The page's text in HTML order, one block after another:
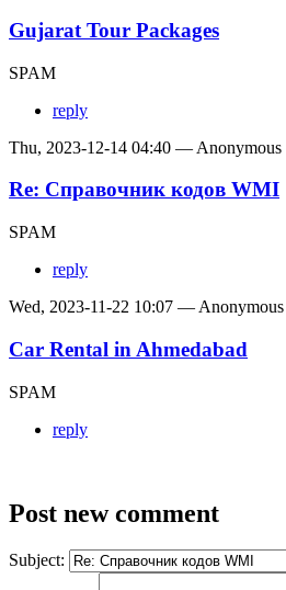
Gujarat Tour Packages
SPAM
reply
Thu, 2023-12-14 04:40 — Anonymous
Re: Справочник кодов WMI
SPAM
reply
Wed, 2023-11-22 10:07 — Anonymous
Car Rental in Ahmedabad
SPAM
reply
Post new comment
Subject: